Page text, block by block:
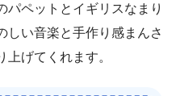
パペットとイギリスなまり
しい音楽と手作り感まんさ
げてくれます。